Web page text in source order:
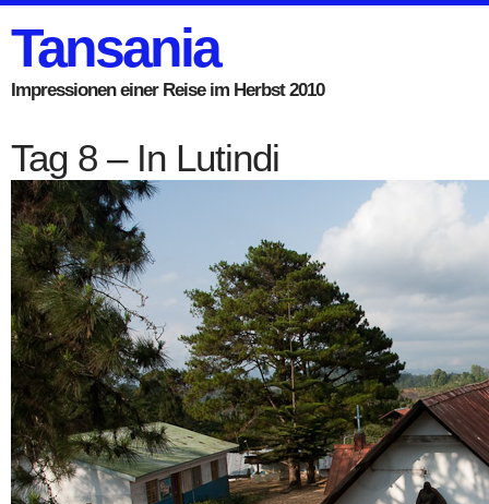
Tansania
Impressionen einer Reise im Herbst 2010
Tag 8 – In Lutindi